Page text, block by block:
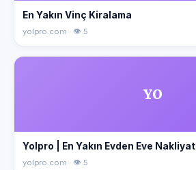
En Yakın Vinç Kiralama
yolpro.com · 👁 5
YO
Yolpro | En Yakın Evden Eve Nakliyat
yolpro.com · 👁 5